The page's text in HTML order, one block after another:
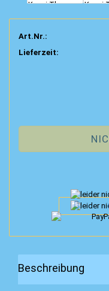
Art.Nr.:
Lieferzeit:
Beschreibung